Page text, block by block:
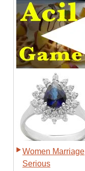
Women Marriage
Serious